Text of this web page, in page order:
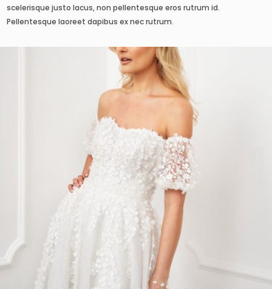
scelerisque justo lacus, non pellentesque eros rutrum id.
Pellentesque laoreet dapibus ex nec rutrum.